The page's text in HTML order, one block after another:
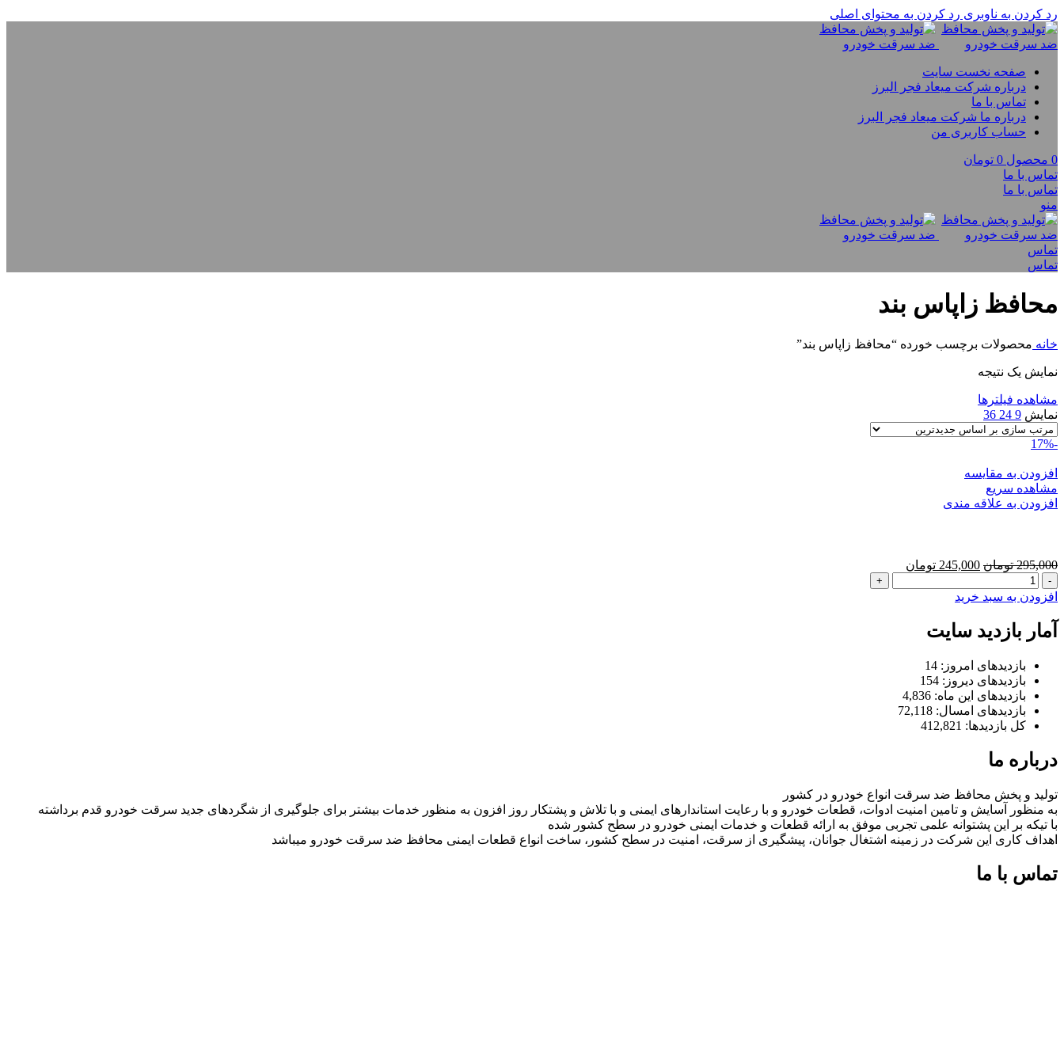
رد کردن به ناوبری رد کردن به محتوای اصلی
صفحه نخست سایت
درباره شرکت میعاد فجر البرز
تماس با ما
درباره ما شرکت میعاد فجر البرز
حساب کاربری من
0 محصول 0 تومان
تماس با ما
تماس با ما
منو
تماس
تماس
محافظ زاپاس بند
خانه محصولات برچسب خورده “محافظ زاپاس بند”
نمایش یک نتیجه
مشاهده فیلترها
نمایش 9
24
36
-17%
افزودن به مقایسه
مشاهده سریع
افزودن به علاقه مندی
295,000 تومان قیمت
245,000 تومان
فعلی:
محافظ
زاپاس
پژو
206
افزودن به سبد خرید
آمار بازدید سایت
بازدیدهای امروز: 14
بازدیدهای دیروز: 154
بازدیدهای این ماه: 4,836
بازدیدهای امسال: 72,118
کل بازدیدها: 412,821
درباره ما
تولید و پخش محافظ ضد سرقت انواع خودرو در کشور
به منظور آسایش و تامین امنیت ادوات، قطعات خودرو و با رعایت استاندارهای ایمنی و با تلاش و پشتکار روز افزون به منظور خدمات بیشتر برای جلوگیری از شگردهای جدید سرقت خودرو قدم برداشته
با تیکه بر این پشتوانه علمی تجربی موفق به ارائه قطعات و خدمات ایمنی خودرو در سطح کشور شده
اهداف کاری این شرکت در زمینه اشتغال جوانان، پیشگیری از سرقت، امنیت در سطح کشور، ساخت انواع قطعات ایمنی محافظ ضد سرقت خودرو میباشد
تماس با ما